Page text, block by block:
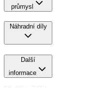
průmysl
Náhradní díly
Další
informace